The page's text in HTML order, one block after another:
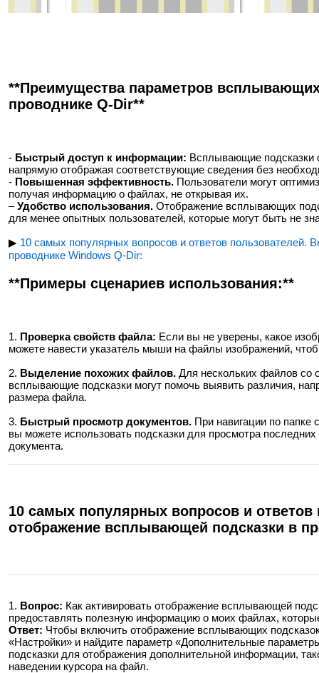
**Преимущества параметров
проводнике Q-Dir**
- Быстрый доступ к информации: Всплывающие подсказки
напрямую отображая соответствующие сведения без
- Повышенная эффективность. Пользователи могут
получая информацию о файлах, не открывая их.
–Удобство использования. Отображение всплывающих
для менее опытных пользователей, которые могут быть не
▶ 10 самых популярных вопросов и ответов пользователей.
проводнике Windows Q-Dir:
**Примеры сценариев использования:**
1. Проверка свойств файла: Если вы не уверены, какое
можете навести указатель мыши на файлы изображений,
2. Выделение похожих файлов. Для нескольких файлов
всплывающие подсказки могут помочь выявить различия,
размера файла.
3. Быстрый просмотр документов. При навигации по папке
вы можете использовать подсказки для просмотра
документа.
10 самых популярных вопросов и ответов
отображение всплывающей подсказки в
1. Вопрос: Как активировать отображение всплывающей
предоставлять полезную информацию о моих файлах,
Ответ: Чтобы включить отображение всплывающих
«Настройки» и найдите параметр «Дополнительные
подсказки для отображения дополнительной информации,
наведении курсора на файл.